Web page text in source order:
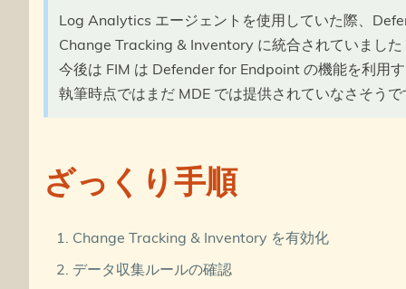
Log Analytics エージェントを使用していた際、
Change Tracking & Inventory に統合されていました
今後は FIM は Defender for Endpoint の機能を利用
執筆時点ではまだ MDE では提供されていなさそうで
ざっくり手順
Change Tracking & Inventory を有効化
データ収集ルールの確認